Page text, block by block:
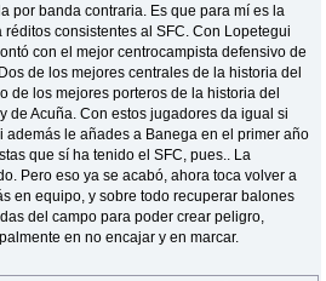
por banda contraria. Es que para mí es la
consistentes al SFC. Con Lopetegui
con el mejor centrocampista defensivo de
de los mejores centrales de la historia del
de los mejores porteros de la historia del
de Acuña. Con estos jugadores da igual si
además le añades a Banega en el primer año
que sí ha tenido el SFC, pues.. La
Pero eso ya se acabó, ahora toca volver a
en equipo, y sobre todo recuperar balones
del campo para poder crear peligro,
en no encajar y en marcar.